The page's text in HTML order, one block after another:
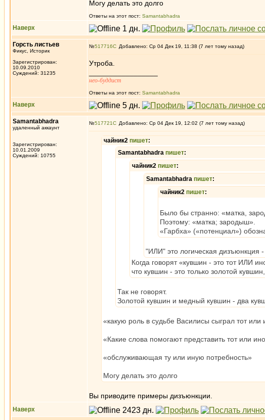
Могу делать это долго
Ответы на этот пост: Samantabhadra
Наверх
Горсть листьев
Фикус, Историк
Зарегистрирован:
10.09.2010
Суждений: 31235
№517716 Добавлено: Ср 04 Дек 19, 11:38 (7 лет тому назад)
Утроба.
нео-буддист
Ответы на этот пост: Samantabhadra
Наверх
Samantabhadra
удаленный аккаунт
Зарегистрирован:
10.01.2009
Суждений: 10755
№517721 Добавлено: Ср 04 Дек 19, 12:02 (7 лет тому назад)
чайник2 пишет:
Samantabhadra пишет:
чайник2 пишет:
Samantabhadra пишет:
чайник2 пишет:
Было бы странно: «матка,
Поэтому: «матка; зародыш».
«Гарбха» («потенциал»)
"ИЛИ" это логическая дизъюнкция
Когда говорят «кувшин - это тот ИЛИ
что кувшин - это только золотой
Так не говорят.
Золотой кувшин и медный кувшин - два
«какую роль в судьбе Василисы сыграл тот или
«Какие слова помогают представить тот или
«обслуживающая ту или иную потребность»
Могу делать это долго
Вы приводите примеры дизъюнкции.
Наверх